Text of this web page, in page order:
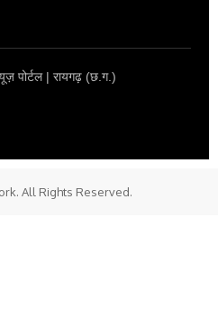
पोर्टल | रायगढ़ (छ.ग.)
All Rights Reserved.